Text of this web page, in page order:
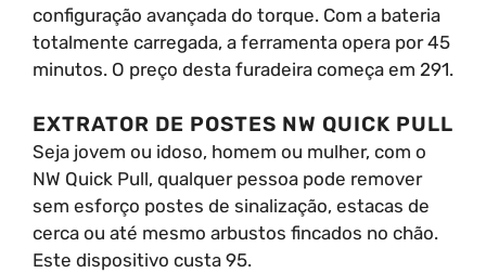
configuração avançada do torque. Com a bateria
totalmente carregada, a ferramenta opera por 45
minutos. O preço desta furadeira começa em 291.
EXTRATOR DE POSTES NW QUICK PULL
Seja jovem ou idoso, homem ou mulher, com o
NW Quick Pull, qualquer pessoa pode remover
sem esforço postes de sinalização, estacas de
cerca ou até mesmo arbustos fincados no chão.
Este dispositivo custa 95.